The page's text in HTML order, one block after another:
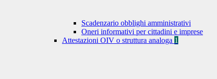
Scadenzario obblighi amministrativi
Oneri informativi per cittadini e imprese
Attestazioni OIV o struttura analoga 1